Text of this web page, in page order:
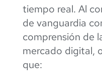
tiempo real. Al
de vanguardia
comprensión de
mercado digital,
que: